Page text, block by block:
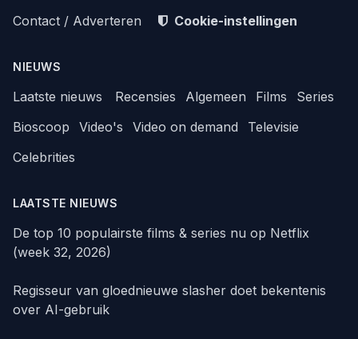
Contact / Adverteren
Cookie-instellingen
NIEUWS
Laatste nieuws Recensies Algemeen Films
Series
Bioscoop
Video's Video on demand
Televisie
Celebrities
LAATSTE NIEUWS
De top 10 populairste films & series nu op Netflix
(week 32, 2026)
Regisseur van gloednieuwe slasher doet bekentenis
over AI-gebruik